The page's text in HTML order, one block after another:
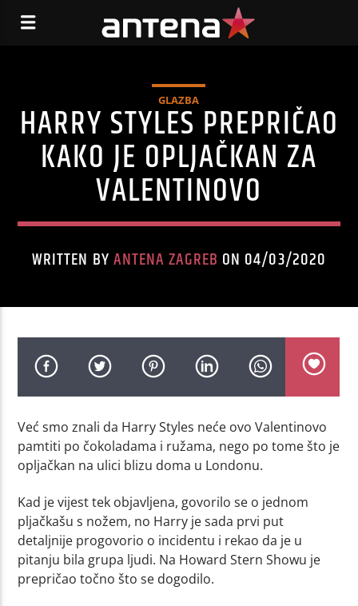
GLAZBA
HARRY STYLES PREPRIČAO
KAKO JE OPLJAČKAN ZA
VALENTINOVO
WRITTEN BYANTENA ZAGREB ON 04/03/2020
Već smo znali da Harry Styles neće ovo Valentinovo
pamtiti po čokoladama i ružama, nego po tome što je
opljačkan na ulici blizu doma u Londonu.
Kad je vijest tek objavljena, govorilo se o jednom
pljačkašu s nožem, no Harry je sada prvi put
detaljnije progovorio o incidentu i rekao da je u
pitanju bila grupa ljudi. Na Howard Stern Showu je
prepričao točno što se dogodilo.